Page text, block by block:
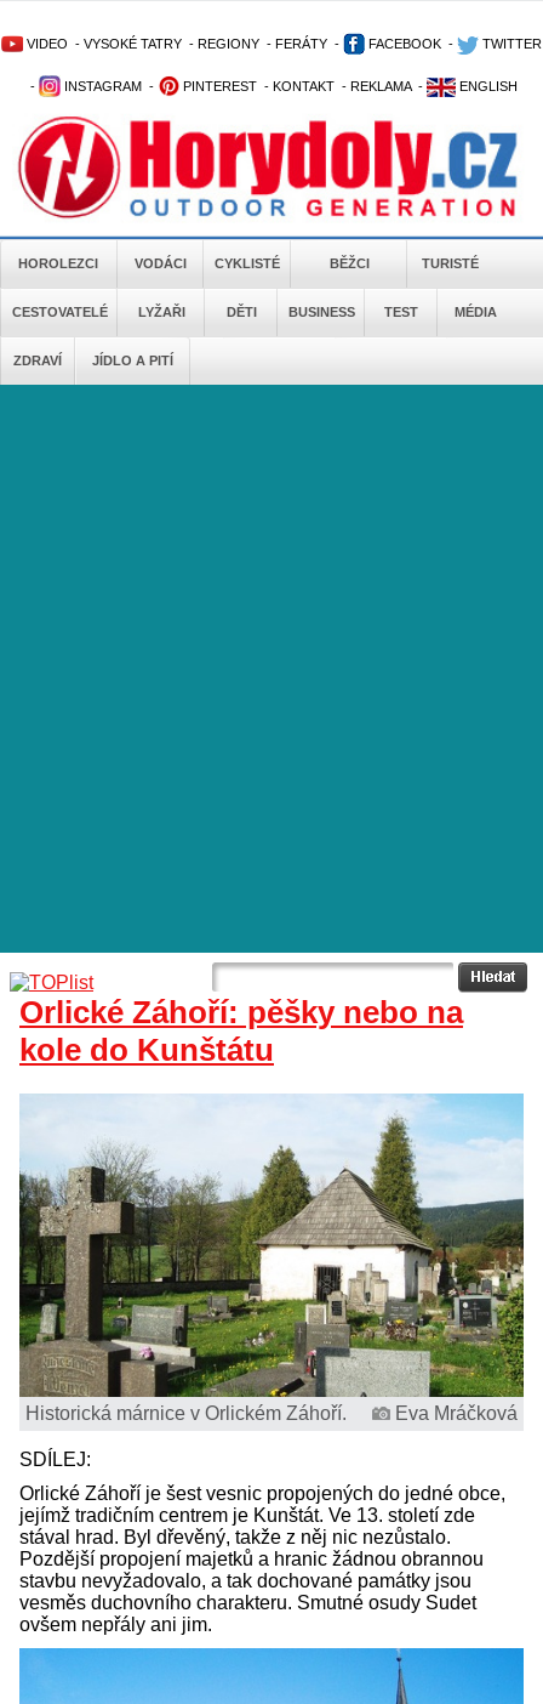
VIDEO - VYSOKÉ TATRY - REGIONY - FERÁTY - FACEBOOK - TWITTER
- INSTAGRAM - PINTEREST - KONTAKT - REKLAMA - ENGLISH
HOROLEZCI VODÁCI CYKLISTÉ BĚŽCI TURISTÉ
CESTOVATELÉ LYŽAŘI DĚTI BUSINESS TEST MÉDIA
ZDRAVÍ JÍDLO A PITÍ
Orlické Záhoří: pěšky nebo na
kole do Kunštátu
Historická márnice v Orlickém Záhoří. Eva Mráčková
SDÍLEJ:
Orlické Záhoří je šest vesnic propojených do jedné obce,
jejímž tradičním centrem je Kunštát. Ve 13. století zde
stával hrad. Byl dřevěný, takže z něj nic nezůstalo.
Pozdější propojení majetků a hranic žádnou obrannou
stavbu nevyžadovalo, a tak dochované památky jsou
vesměs duchovního charakteru. Smutné osudy Sudet
ovšem nepřály ani jim.